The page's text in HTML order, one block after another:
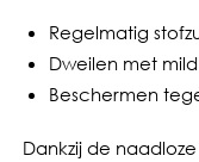
Regelmatig
Dweilen met
Beschermen
Dankzij de